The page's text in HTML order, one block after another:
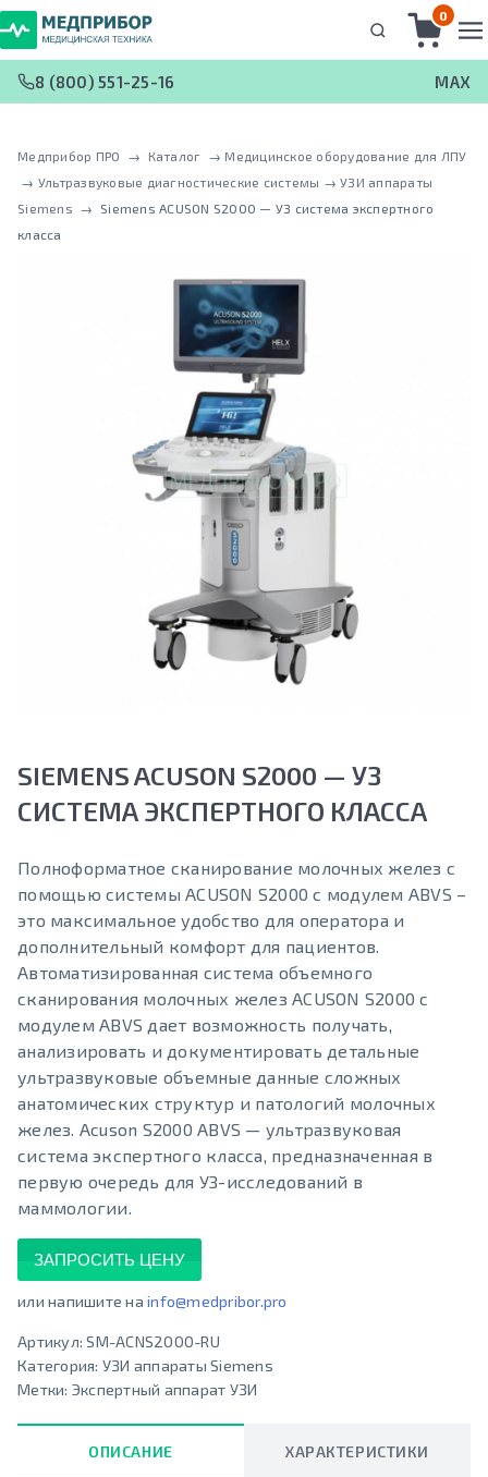
0
8 (800) 551-25-16 MAX
Медприбор ПРО → Каталог → Медицинское оборудование для ЛПУ
→ Ультразвуковые диагностические системы → УЗИ аппараты
Siemens →
Siemens ACUSON S2000 — УЗ система экспертного
класса
SIEMENS ACUSON S2000 — УЗ
СИСТЕМА ЭКСПЕРТНОГО КЛАССА
Полноформатное сканирование молочных желез с
помощью системы ACUSON S2000 с модулем ABVS –
это максимальное удобство для оператора и
дополнительный комфорт для пациентов.
Автоматизированная система объемного
сканирования молочных желез ACUSON S2000 с
модулем ABVS дает возможность получать,
анализировать и документировать детальные
ультразвуковые объемные данные сложных
анатомических структур и патологий молочных
желез. Acuson S2000 ABVS — ультразвуковая
система экспертного класса, предназначенная в
первую очередь для УЗ-исследований в
маммологии.
ЗАПРОСИТЬ ЦЕНУ
или напишите на info@medpribor.pro
Артикул:SM-ACNS2000-RU
Категория: УЗИ аппараты Siemens
Метки: Экспертный аппарат УЗИ
ОПИСАНИЕ ХАРАКТЕРИСТИКИ